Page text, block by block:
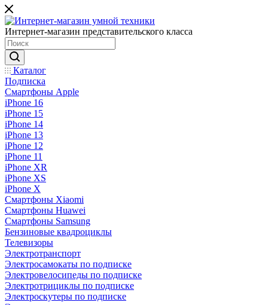
Интернет-магазин представительского класса
Каталог
Подписка
Смартфоны Apple
iPhone 16
iPhone 15
iPhone 14
iPhone 13
iPhone 12
iPhone 11
iPhone XR
iPhone XS
iPhone X
Смартфоны Xiaomi
Смартфоны Huawei
Смартфоны Samsung
Бензиновые квадроциклы
Телевизоры
Электротранспорт
Электросамокаты по подписке
Электровелосипеды по подписке
Электротрициклы по подписке
Электроскутеры по подписке